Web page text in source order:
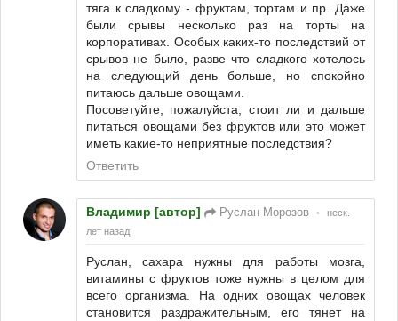
тяга к сладкому - фруктам, тортам и пр. Даже
были срывы несколько раз на торты на
корпоративах. Особых каких-то последствий от
срывов не было, разве что сладкого хотелось
на следующий день больше, но спокойно
питаюсь дальше овощами.
Посоветуйте, пожалуйста, стоит ли и дальше
питаться овощами без фруктов или это может
иметь какие-то неприятные последствия?
Ответить
Владимир [автор] Руслан Морозов •
неск.
лет назад
Руслан, сахара нужны для работы мозга,
витамины с фруктов тоже нужны в целом для
всего организма. На одних овощах человек
становится раздражительным, его тянет на